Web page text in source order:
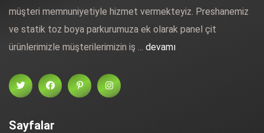
müşteri memnuniyetiyle hizmet vermekteyiz. Preshanemiz
ve statik toz boya parkurumuza ek olarak panel çit
ürünlerimizle müşterilerimizin iş ... devamı
Sayfalar